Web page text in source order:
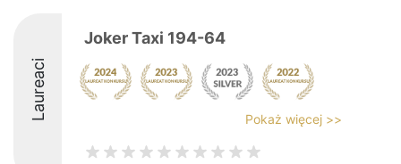
Laureaci
Joker Taxi 194-64
Pokaż więcej >>